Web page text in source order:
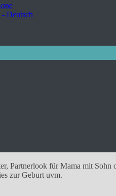
Deutsch
Partnerlook für Mama mit
zur Geburt uvm.